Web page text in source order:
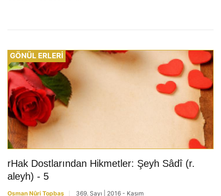
GÖNÜL ERLERİ
rHak Dostlarından Hikmetler: Şeyh Sâdî (r.
aleyh) - 5
Osman Nûri Topbaş 369. Sayı | 2016 - Kasım